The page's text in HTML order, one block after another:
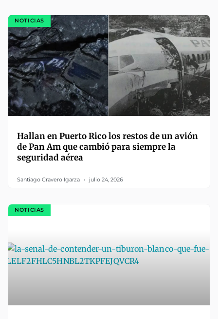
NOTICIAS
Hallan en Puerto Rico los restos de un avión
de Pan Am que cambió para siempre la
seguridad aérea
Santiago Cravero Igarza julio 24, 2026
NOTICIAS